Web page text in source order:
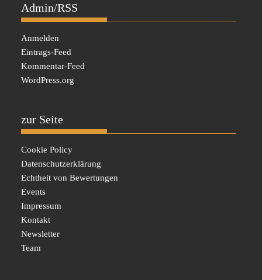
Admin/RSS
Anmelden
Eintrags-Feed
Kommentar-Feed
WordPress.org
zur Seite
Cookie Policy
Datenschutzerklärung
Echtheit von Bewertungen
Events
Impressum
Kontakt
Newsletter
Team